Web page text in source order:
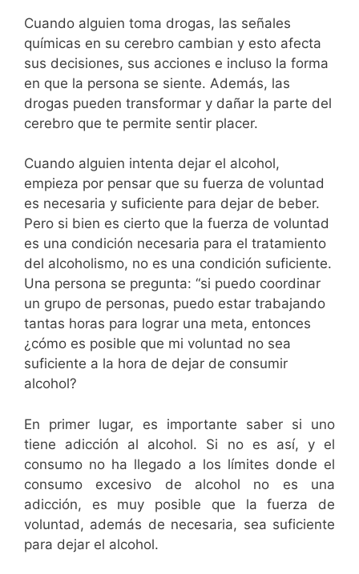
Cuando alguien toma drogas, las señales
químicas en su cerebro cambian y esto afecta
sus decisiones, sus acciones e incluso la forma
en que la persona se siente. Además, las
drogas pueden transformar y dañar la parte del
cerebro que te permite sentir placer.
Cuando alguien intenta dejar el alcohol,
empieza por pensar que su fuerza de voluntad
es necesaria y suficiente para dejar de beber.
Pero si bien es cierto que la fuerza de voluntad
es una condición necesaria para el tratamiento
del alcoholismo, no es una condición suficiente.
Una persona se pregunta: “si puedo coordinar
un grupo de personas, puedo estar trabajando
tantas horas para lograr una meta, entonces
¿cómo es posible que mi voluntad no sea
suficiente a la hora de dejar de consumir
alcohol?
En primer lugar, es importante saber si uno
tiene adicción al alcohol. Si no es así, y el
consumo no ha llegado a los límites donde el
consumo excesivo de alcohol no es una
adicción, es muy posible que la fuerza de
voluntad, además de necesaria, sea suficiente
para dejar el alcohol.